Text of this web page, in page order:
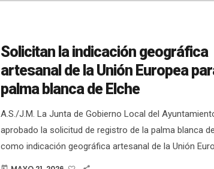
Solicitan la indicación geográfica
artesanal de la Unión Europea
palma blanca de Elche
A.S./J.M. La Junta de Gobierno Local del
aprobado la solicitud de registro de la palma blanca
como indicación geográfica artesanal de la Unión
Se quiere conseguir esta distinción, como ya la tiene,